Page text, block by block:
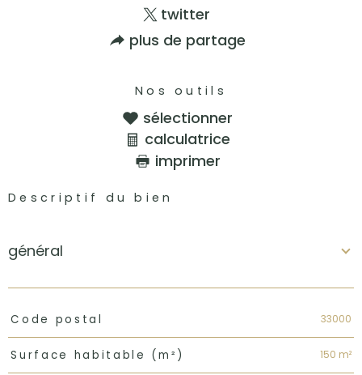
twitter
plus de partage
Nos outils
sélectionner
calculatrice
imprimer
Descriptif du bien
général
TRAD_PAMPERO_Caracteristique
Code postal 33000
Surface habitable (m²) 150 m²